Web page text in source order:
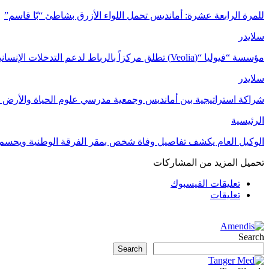
للمرة الرابعة عشرة: أمانديس تحمل اللواء الأزرق بشاطئ “بّا قاسم”
سلايدر
مؤسسة “فيوليا “(Veolia) تطلق مركزاً بالرباط لدعم التدخلات الإنسانية في…
سلايدر
شراكة استراتيجية بين أمانديس وجمعية مدرسي علوم الحياة والأرض
الرئيسية
الوكيل العام يكشف تفاصيل وفاة شخص بمقر الفرقة الوطنية
تحميل المزيد من المشاركات
تعليقات الفيسبوك
تعليقات
Search
Search